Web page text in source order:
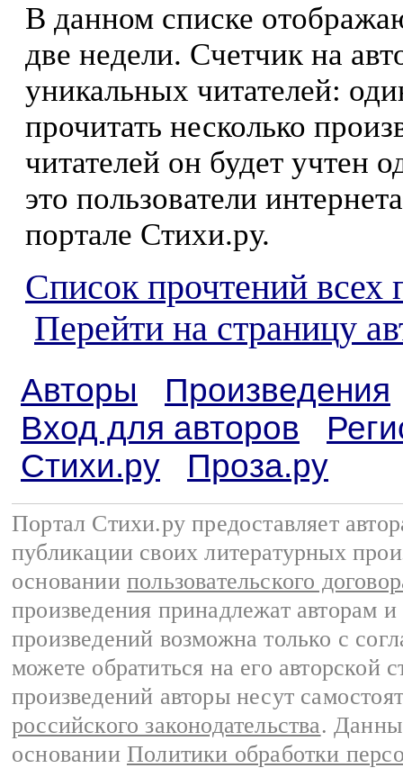
В данном списке
две недели. Счетчик на
уникальных читателей:
прочитать несколько
читателей он будет учтен
это пользователи
портале Стихи.ру.
Список прочтений всех
Перейти на страницу
Авторы
Произведения
Вход для авторов
Стихи.ру
Проза.ру
Портал Стихи.ру предоставляет
публикации своих литературных
основании пользовательского
произведения принадлежат авторам
произведений возможна только с
можете обратиться на его авторской
произведений авторы несут
российского законодательства.
основании Политики обработки